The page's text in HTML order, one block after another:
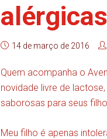
alérgicas
14 de março de 2016
Quem acompanha o
novidade livre de
saborosas para seus
Meu filho é apenas